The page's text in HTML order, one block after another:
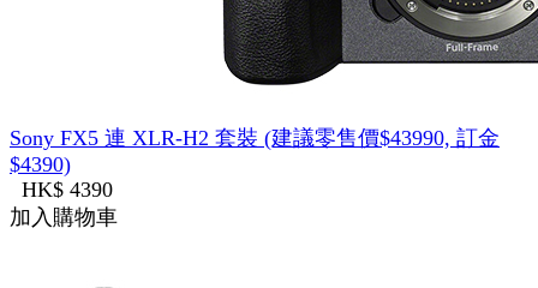
Sony FX5 連 XLR-H2 套裝 (建議零售價$43990, 訂金
$4390)
HK$ 4390
加入購物車